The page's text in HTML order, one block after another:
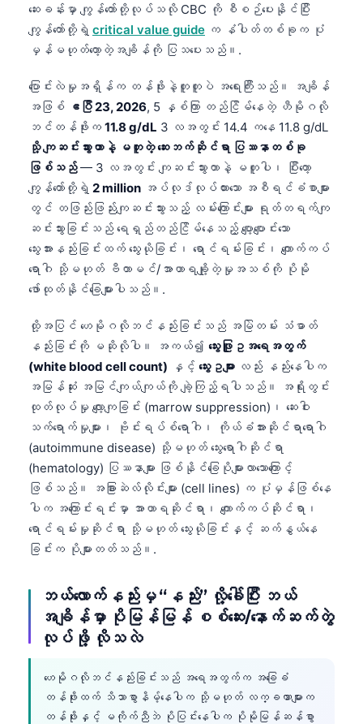
ဆေးခန်းမှာ ကျွန်တော်တို့လုပ်သလို CBC ကို စီစဉ်ပေးနိုင်ပြီး
ကျွန်တော်တို့ရဲ့ critical value guide က နံပါတ်တစ်ခုက ပုံ
မှန်မဟုတ်တော့တဲ့အချိန်ကို ပြသပေးသည်။.
ပြောင်းလဲမှုအရှိန်က တန်ဖိုးနဲ့တူတူပဲ အရေးကြီးသည်။ အချိန်
အဖြစ် ဧပြီ 23, 2026, 5 နှစ်ကြာ တည်ငြိမ်နေတဲ့ ဟီမိုဂလို
ဘင်တန်ဖိုးက 11.8 g/dL 3 လအတွင်း 14.4 ကနေ 11.8 g/dL
သို့ ကျဆင်းသွားတာနဲ့ မတူတဲ့ ဆေးဘက်ဆိုင်ရာ ပြဿနာတစ်ခု
ဖြစ်သည်— 3 လအတွင်း ကျဆင်းသွားတာနဲ့ မတူပါ၊ ပြီးတော့
ကျွန်တော်တို့ရဲ့ 2 million အပ်လုဒ်လုပ်ထားသော အစီရင်ခံစာများ
တွင် တဖြည်းဖြည်းကျဆင်းသွားသည့် လမ်းကြောင်းများ ရုတ်တရက်ကျ
ဆင်းသွားခြင်းသည် ရေရှည်တည်ငြိမ်နေသည့် ပျော့ပျောင်းသော
သွေးအားနည်းခြင်းထက် သွေးယိုခြင်း၊ ရောင်ရမ်းခြင်း၊ ကျောက်ကပ်
ရောဂါ သို့မဟုတ် ဗီတာမင်/အာဟာရချို့တဲ့မှုအသစ်ကို ပိုမို
ဖော်ထုတ်နိုင်ခြေများပါသည်။.
ထို့အပြင် ဟေမိုဂလိုဘင်နည်းခြင်းသည် အမြဲတမ်း သံဓာတ်
နည်းခြင်းကို မဆိုလိုပါ။ အကယ်၍ သွေးဖြူဥအရေအတွက်
(white blood cell count) နှင့် သွေးဥများ လည်း နည်းနေပါက
အမြန်ဆုံး အမြင်ကျယ်ကျယ်ကို ချဲ့ကြည့်ရပါသည်။ အရိုးတွင်း
ထုတ်လုပ်မှု လျော့ကျခြင်း (marrow suppression)၊ ဆေးဝါး
သက်ရောက်မှုများ၊ ဗိုင်းရပ်စ်ရောဂါ၊ ကိုယ်ခံအားဆိုင်ရာရောဂါ
(autoimmune disease) သို့မဟုတ် သွေးရောဂါဆိုင်ရာ
(hematology) ပြဿနာများ ဖြစ်နိုင်ခြေပိုများလာသောကြောင့်
ဖြစ်သည်။ အခြားဆဲလ်လိုင်းများ (cell lines) က ပုံမှန်ဖြစ်နေ
ပါက အကြောင်းရင်းမှာ အာဟာရဆိုင်ရာ၊ ကျောက်ကပ်ဆိုင်ရာ၊
ရောင်ရမ်းမှုဆိုင်ရာ သို့မဟုတ် သွေးယိုခြင်းနှင့် ဆက်နွယ်နေ
ခြင်းက ပိုများတတ်သည်။.
ဘယ်လောက်နည်းမှ “နည်း” လို့ခေါ်ပြီး ဘယ်
အချိန်မှာ ပိုမြန်မြန် စစ်ဆေး/နောက်ဆက်တွဲ
လုပ်ဖို့ လိုသလဲ
ဟေမိုဂလိုဘင်နည်းခြင်းသည် အရေအတွက်က အခြေခံ
တန်ဖိုးထက် သိသာစွာနိမ့်နေပါက သို့မဟုတ် လက္ခဏာများက
တန်ဖိုးနှင့် မကိုက်ညီဘဲ ပိုပြင်းနေပါက ပိုမိုမြန်ဆန်စွာ